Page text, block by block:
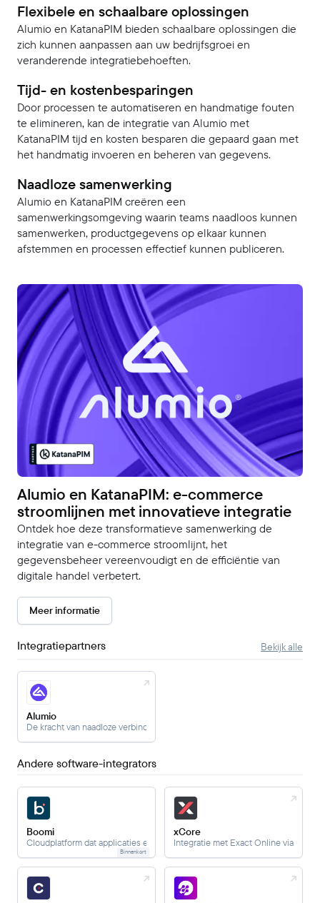
Flexibele en schaalbare oplossingen
Alumio en KatanaPIM bieden schaalbare oplossingen die
zich kunnen aanpassen aan uw bedrijfsgroei en
veranderende integratiebehoeften.
Tijd- en kostenbesparingen
Door processen te automatiseren en handmatige fouten
te elimineren, kan de integratie van Alumio met
KatanaPIM tijd en kosten besparen die gepaard gaan met
het handmatig invoeren en beheren van gegevens.
Naadloze samenwerking
Alumio en KatanaPIM creëren een
samenwerkingsomgeving waarin teams naadloos kunnen
samenwerken, productgegevens op elkaar kunnen
afstemmen en processen effectief kunnen publiceren.
Alumio en KatanaPIM: e-commerce
stroomlijnen met innovatieve integratie
Ontdek hoe deze transformatieve samenwerking de
integratie van e-commerce stroomlijnt, het
gegevensbeheer vereenvoudigt en de efficiëntie van
digitale handel verbetert.
Meer informatie
Integratiepartners Bekijk alle
Alumio
De kracht van naadloze verbindingen ontketenen
Andere software-integrators
Binnenkort
Boomi
Cloudplatform dat applicaties en gegevens verbindt
xCore
Integratie met Exact Online via xCore